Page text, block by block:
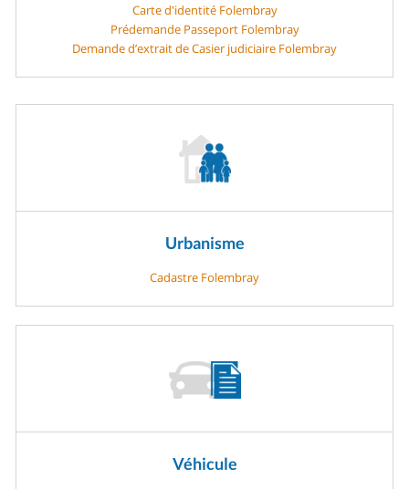
Carte d'identité Folembray
Prédemande Passeport Folembray
Demande d’extrait de Casier judiciaire Folembray
Urbanisme
Cadastre Folembray
Véhicule